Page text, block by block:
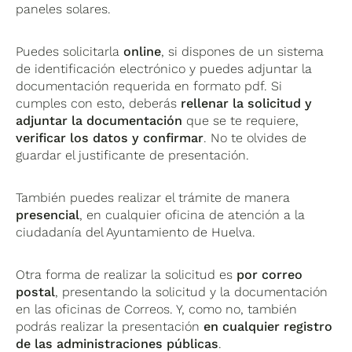
paneles solares.
Puedes solicitarlaonline, si dispones de un sistema
de identificación electrónico y puedes adjuntar la
documentación requerida en formato pdf. Si
cumples con esto, deberás rellenar la solicitud y
adjuntar la documentación que se te requiere,
verificar los datos y confirmar. No te olvides de
guardar el justificante de presentación.
También puedes realizar el trámite de manera
presencial, en cualquier oficina de atención a la
ciudadanía del Ayuntamiento de Huelva.
Otra forma de realizar la solicitud es por correo
postal, presentando la solicitud y la documentación
en las oficinas de Correos. Y, como no, también
podrás realizar la presentaciónen cualquier registro
de las administraciones públicas.